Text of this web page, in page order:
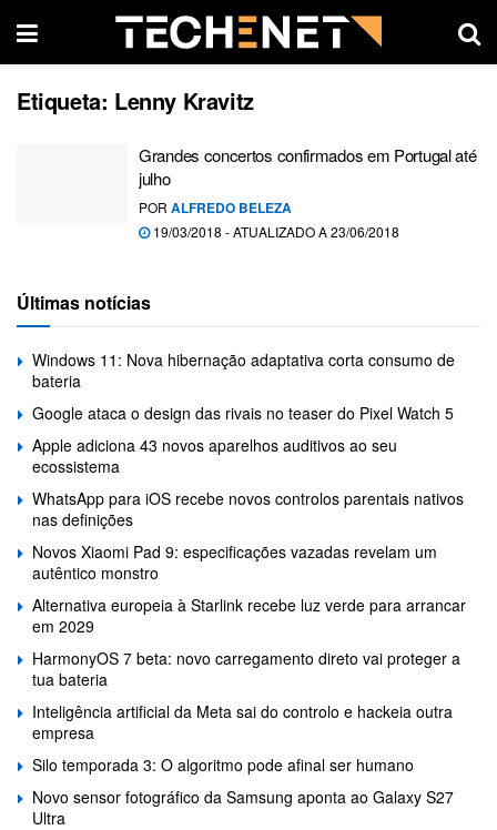
Etiqueta: Lenny Kravitz
Grandes concertos confirmados em Portugal até
julho
POR ALFREDO BELEZA
19/03/2018 - ATUALIZADO A 23/06/2018
Últimas notícias
Windows 11: Nova hibernação adaptativa corta consumo de
bateria
Google ataca o design das rivais no teaser do Pixel Watch 5
Apple adiciona 43 novos aparelhos auditivos ao seu
ecossistema
WhatsApp para iOS recebe novos controlos parentais nativos
nas definições
Novos Xiaomi Pad 9: especificações vazadas revelam um
autêntico monstro
Alternativa europeia à Starlink recebe luz verde para arrancar
em 2029
HarmonyOS 7 beta: novo carregamento direto vai proteger a
tua bateria
Inteligência artificial da Meta sai do controlo e hackeia outra
empresa
Silo temporada 3: O algoritmo pode afinal ser humano
Novo sensor fotográfico da Samsung aponta ao Galaxy S27
Ultra